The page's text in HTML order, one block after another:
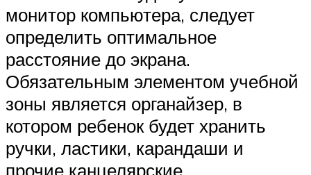
монитор компьютера, следует
определить оптимальное
расстояние до экрана.
Обязательным элементом учебной
зоны является органайзер, в
котором ребенок будет хранить
ручки, ластики, карандаши и
прочие канцелярские